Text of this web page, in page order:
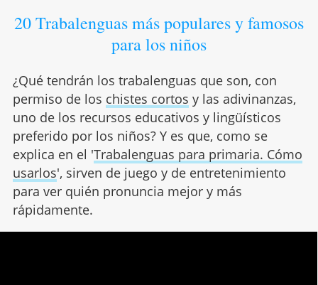
20 Trabalenguas más populares y famosos
para los niños
¿Qué tendrán los trabalenguas que son, con
permiso de los chistes cortos y las adivinanzas,
uno de los recursos educativos y lingüísticos
preferido por los niños? Y es que, como se
explica en el 'Trabalenguas para primaria. Cómo
usarlos', sirven de juego y de entretenimiento
para ver quién pronuncia mejor y más
rápidamente.